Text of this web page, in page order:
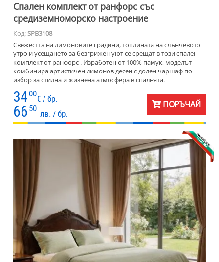
Спален комплект от ранфорс със
средиземноморско настроение
Код:SPB3108
Свежестта на лимоновите градини, топлината на слънчевото
утро и усещането за безгрижен уют се срещат в този спален
комплект от ранфорс . Изработен от 100% памук, моделът
комбинира артистичен лимонов десен с долен чаршаф по
избор за стилна и жизнена атмосфера в спалнята.
34 00
€ / бр.
66 50
лв. / бр.
ПОРЪЧАЙ